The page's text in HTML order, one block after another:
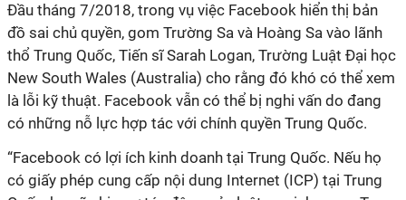
Đầu tháng 7/2018, trong vụ việc Facebook hiển thị bản
đồ sai chủ quyền, gom Trường Sa và Hoàng Sa vào lãnh
thổ Trung Quốc, Tiến sĩ Sarah Logan, Trường Luật Đại học
New South Wales (Australia) cho rằng đó khó có thể xem
là lỗi kỹ thuật. Facebook vẫn có thể bị nghi vấn do đang
có những nỗ lực hợp tác với chính quyền Trung Quốc.
“Facebook có lợi ích kinh doanh tại Trung Quốc. Nếu họ
có giấy phép cung cấp nội dung Internet (ICP) tại Trung